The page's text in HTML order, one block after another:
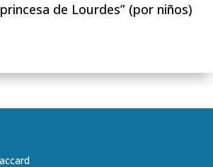
de Lourdes” (por niños)